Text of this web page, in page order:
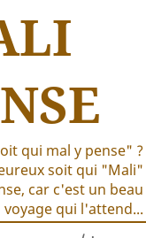
qui mal y pense" ?
soit qui "Mali"
car c'est un beau
voyage qui l'attend...